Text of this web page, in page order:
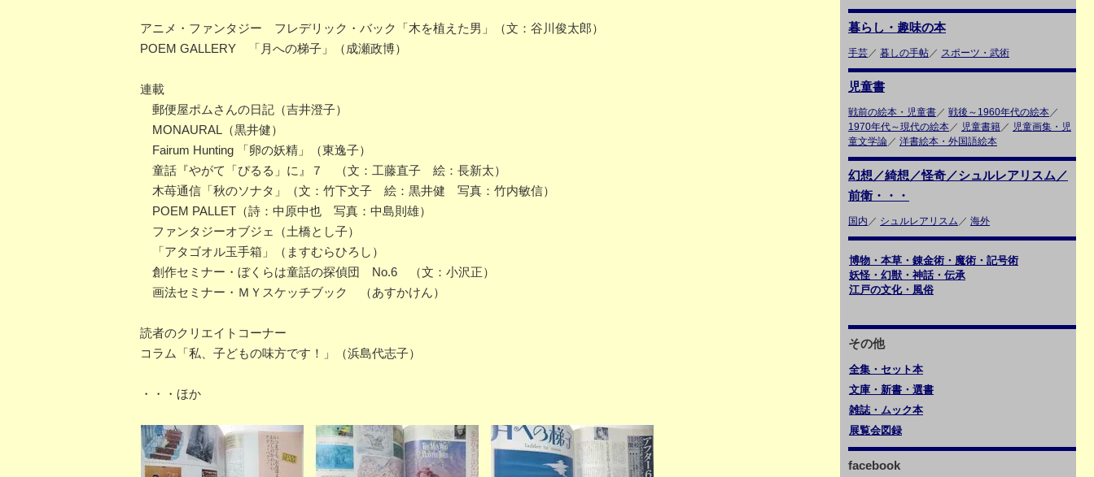
アニメ・ファンタジー フレデリック・バック「木を植えた男」（文：谷川俊太郎）
POEM GALLERY 「月への梯子」（成瀬政博）
連載
郵便屋ポムさんの日記（吉井澄子）
MONAURAL（黒井健）
Fairum Hunting 「卵の妖精」（東逸子）
童話『やがて「ぴるる」に』７ （文：工藤直子 絵：長新太）
木苺通信「秋のソナタ」（文：竹下文子 絵：黒井健 写真：竹内敏信）
POEM PALLET（詩：中原中也 写真：中島則雄）
ファンタジーオブジェ（土橋とし子）
「アタゴオル玉手箱」（ますむらひろし）
創作セミナー・ぼくらは童話の探偵団 No.6 （文：小沢正）
画法セミナー・ＭＹスケッチブック （あすかけん）
読者のクリエイトコーナー
コラム「私、子どもの味方です！」（浜島代志子）
・・・ほか
暮らし・趣味の本
手芸／ 暮しの手帖／ スポーツ・武術
児童書
戦前の絵本・児童書／ 戦後～1960年代の絵本／
1970年代～現代の絵本／ 児童書籍／ 児童画集・児
童文学論／ 洋書絵本・外国語絵本
幻想／綺想／怪奇／シュルレアリスム／
前衛・・・
国内 ／ シュルレアリスム ／ 海外
博物・本草・錬金術・魔術・記号術
妖怪・幻獣・神話・伝承
江戸の文化・風俗
その他
全集・セット本
文庫・新書・選書
雑誌・ムック本
展覧会図録
facebook